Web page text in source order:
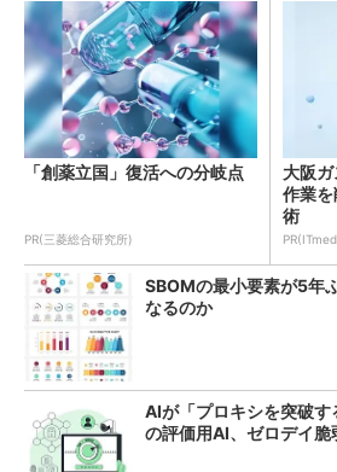
「創薬立国」復活への分岐点
PR(三菱総合研究所)
大阪
作業
術
SBOMの最小要素が5年
なるのか
AIが「プロキシを突破
の評価用AI、ゼロデイ脆